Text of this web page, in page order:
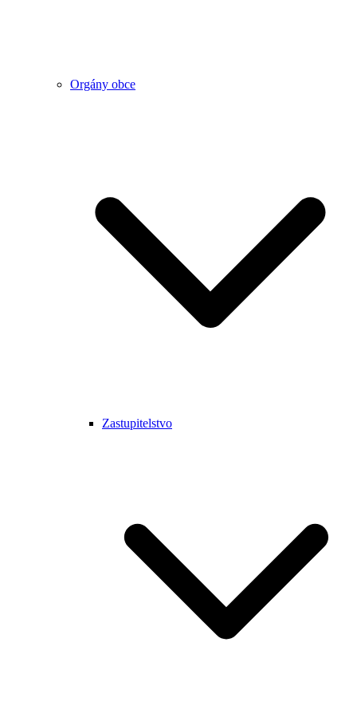
Orgány obce
Zastupitelstvo